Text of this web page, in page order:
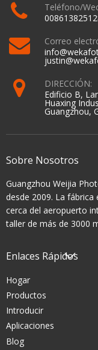
Teléfono/
Correo
DIRECCIÓN:
Edificio B,
Huaxing
Guangzhou,
Sobre Nosotros
Guangzhou Weijia
desde 2009. La fábrica
cerca del aeropuerto
taller de más de 3000
Enlaces Rápidos
Hogar
Productos
Introducir
Aplicaciones
Blog